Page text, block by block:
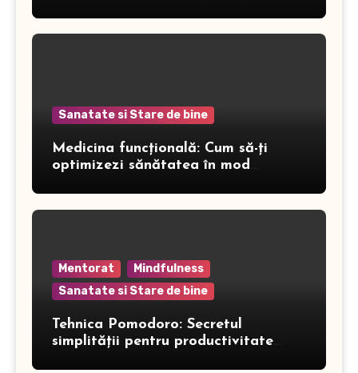
Sanatate si Stare de bine
Medicina funcțională: Cum să-ți
optimizezi sănătatea în mod
Mentorat
Mindfulness
Sanatate si Stare de bine
Tehnica Pomodoro: Secretul
simplității pentru productivitate